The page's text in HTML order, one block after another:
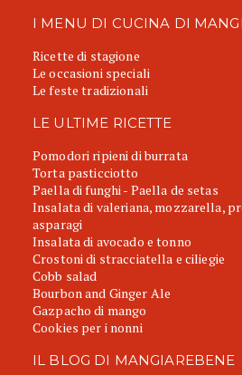
I MENU DI CUCINA DI
Ricette di stagione
Le occasioni speciali
Le feste tradizionali
LE ULTIME RICETTE
Pomodori ripieni di burrata
Torta pasticciotto
Paella di funghi - Paella de setas
Insalata di valeriana, mozzarella,
asparagi
Insalata di avocado e tonno
Crostoni di stracciatella e ciliegie
Cobb salad
Bourbon and Ginger Ale
Gazpacho di mango
Cookies per i nonni
IL BLOG DI MANGIAREBENE